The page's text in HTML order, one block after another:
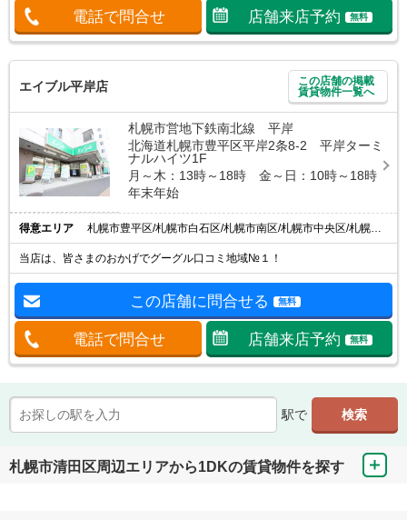
電話で問合せ 店舗来店予約 無料
エイブル平岸店
この店舗の掲載
賃貸物件一覧へ
札幌市営地下鉄南北線 平岸
北海道札幌市豊平区平岸2条8-2 平岸ターミ
ナルハイツ1F
月～木：13時～18時 金～日：10時～18時
年末年始
得意エリア 札幌市豊平区/札幌市白石区/札幌市南区/札幌市中央区/札幌市北区
当店は、皆さまのおかげでグーグル口コミ地域№１！
この店舗に問合せる 無料
電話で問合せ 店舗来店予約 無料
駅で
札幌市清田区周辺エリアから1DKの賃貸物件を探す